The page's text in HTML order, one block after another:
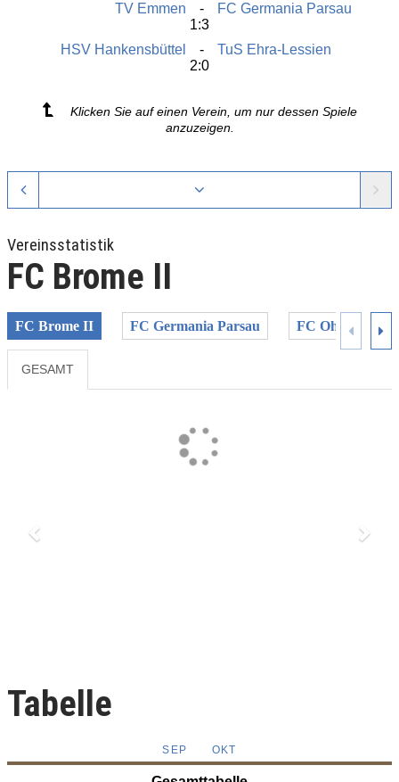
TV Emmen
FC Germania Parsau
1:3
HSV Hankensbüttel
TuS Ehra-Lessien
2:0
Klicken Sie auf einen Verein, um nur dessen Spiele
anzuzeigen.
Vereinsstatistik
FC Brome II
FC Brome II FC Germania Parsau FC Ohretal
GESAMT
Tabelle
SEP OKT